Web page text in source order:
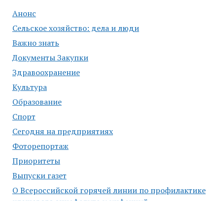
Анонс
Сельское хозяйство: дела и люди
Важно знать
Документы Закупки
Здравоохранение
Культура
Образование
Спорт
Сегодня на предприятиях
Фоторепортаж
Приоритеты
Выпуски газет
О Всероссийской горячей линии по профилактике